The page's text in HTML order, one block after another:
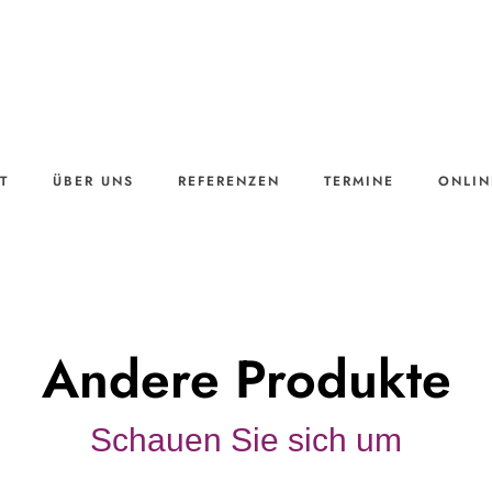
ÜBER UNS REFERENZEN TERMINE
Andere Produkte
Schauen Sie sich um